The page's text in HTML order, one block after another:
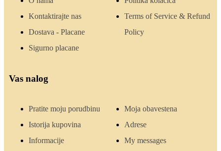
Kontaktirajte nas
Dostava - Placane
Sigurno placane
Terms of Service & Refund
Policy
Vas nalog
Pratite moju porudbinu
Istorija kupovina
Informacije
Moja obavestena
Adrese
My messages